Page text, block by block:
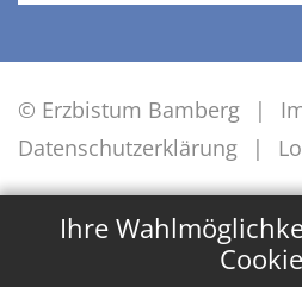
Ihre
© Erzbistum Bamberg
Datenschutzerklärung